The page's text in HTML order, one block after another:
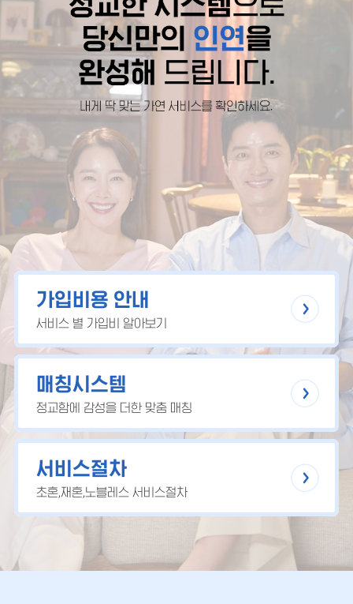
가입비용 안내
서비스 별 가입비 알아보기
매칭시스템
정교함에 감성을 더한 맞춤 매칭
서비스절차
초혼,재혼,노블레스 서비스절차